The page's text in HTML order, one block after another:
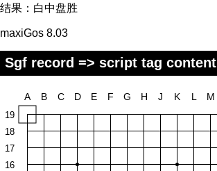
结果： 白中盘胜
maxiGos 8.03
Sgf record => script tag content
19
18
17
16
A B C D E F G H J K L M